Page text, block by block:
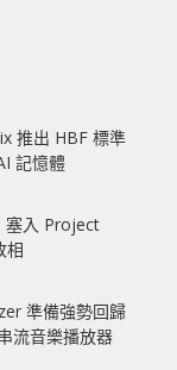
推出 HBF 標準
記憶體
塞入 Project
相
準備強勢回歸
流音樂播放器